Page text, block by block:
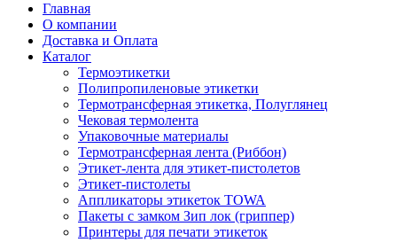
Главная
О компании
Доставка и Оплата
Каталог
Термоэтикетки
Полипропиленовые этикетки
Термотрансферная этикетка, Полуглянец
Чековая термолента
Упаковочные материалы
Термотрансферная лента (Риббон)
Этикет-лента для этикет-пистолетов
Этикет-пистолеты
Аппликаторы этикеток TOWA
Пакеты с замком Зип лок (гриппер)
Принтеры для печати этикеток